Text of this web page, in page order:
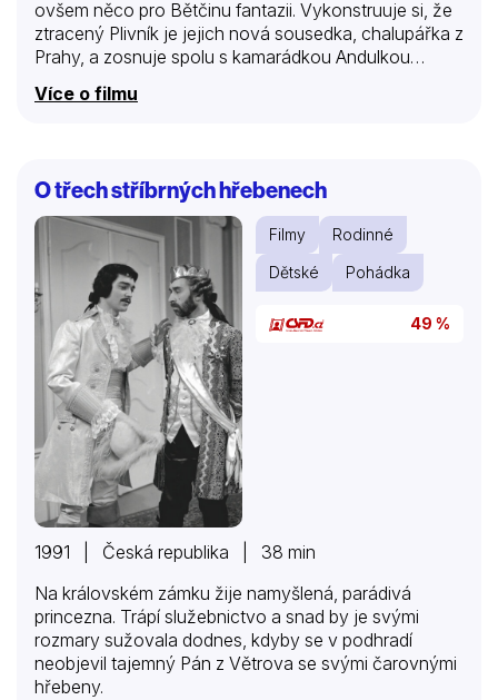
ovšem něco pro Bětčinu fantazii. Vykonstruuje si, že
ztracený Plivník je jejich nová sousedka, chalupářka z
Prahy, a zosnuje spolu s kamarádkou Andulkou
komedii pro děti i dospělé si hlavní dětskou roli zahrála
Více o filmu
O třech stříbrných hřebenech
Filmy
Rodinné
Dětské
Pohádka
49 %
1991 | Česká republika | 38 min
Na královském zámku žije namyšlená, parádivá
princezna. Trápí služebnictvo a snad by je svými
rozmary sužovala dodnes, kdyby se v podhradí
neobjevil tajemný Pán z Větrova se svými čarovnými
hřebeny.